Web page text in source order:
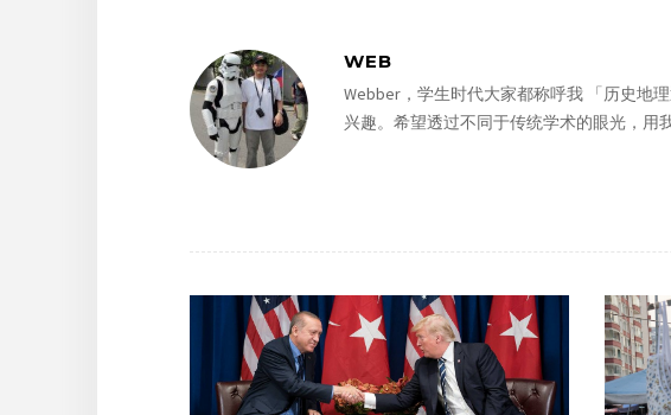
WEB
Webber，学生时代大家都称呼我 「历史地
兴趣。希望透过不同于传统学术的眼光，用